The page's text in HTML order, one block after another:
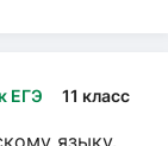
ЕГЭ 11 класс
языку.